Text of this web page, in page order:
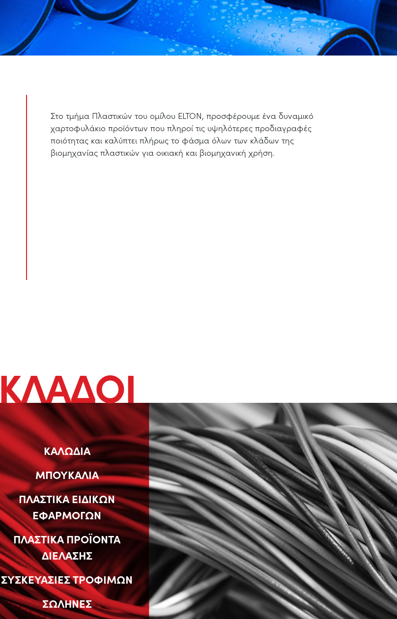
Στο τμήμα Πλαστικών του ομίλου ELTON, προσφέρουμε ένα δυναμικό
χαρτοφυλάκιο προϊόντων που πληροί τις υψηλότερες προδιαγραφές
ποιότητας και καλύπτει πλήρως το φάσμα όλων των κλάδων της
βιομηχανίας πλαστικών για οικιακή και βιομηχανική χρήση.
ΚΛΑΔΟΙ
ΚΑΛΩΔΙΑ
ΜΠΟΥΚΑΛΙΑ
ΠΛΑΣΤΙΚΑ ΕΙΔΙΚΩΝ
ΕΦΑΡΜΟΓΩΝ
ΠΛΑΣΤΙΚΑ ΠΡΟΪΟΝΤΑ
ΔΙΕΛΑΣΗΣ
ΣΥΣΚΕΥΑΣΙΕΣ ΤΡΟΦΙΜΩΝ
ΣΩΛΗΝΕΣ